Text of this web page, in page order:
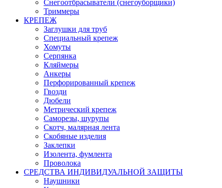
Снегоотбрасыватели (снегоуборщики)
Триммеры
КРЕПЕЖ
Заглушки для труб
Специальный крепеж
Хомуты
Серпянка
Кляймеры
Анкеры
Перфорированный крепеж
Гвозди
Дюбели
Метрический крепеж
Саморезы, шурупы
Скотч, малярная лента
Скобяные изделия
Заклепки
Изолента, фумлента
Проволока
СРЕДСТВА ИНДИВИДУАЛЬНОЙ ЗАЩИТЫ
Наушники